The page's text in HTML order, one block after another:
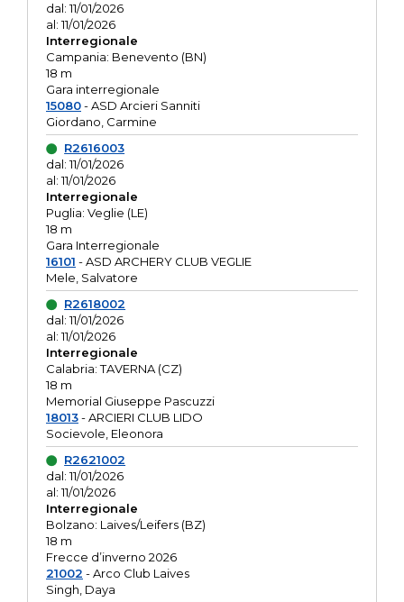
dal: 11/01/2026
al: 11/01/2026
Interregionale
Campania: Benevento (BN)
18 m
Gara interregionale
15080- ASD Arcieri Sanniti
Giordano, Carmine
R2616003
dal: 11/01/2026
al: 11/01/2026
Interregionale
Puglia: Veglie (LE)
18 m
Gara Interregionale
16101 - ASD ARCHERY CLUB VEGLIE
Mele, Salvatore
R2618002
dal: 11/01/2026
al: 11/01/2026
Interregionale
Calabria: TAVERNA (CZ)
18 m
Memorial Giuseppe Pascuzzi
18013- ARCIERI CLUB LIDO
Socievole, Eleonora
R2621002
dal: 11/01/2026
al: 11/01/2026
Interregionale
Bolzano: Laives/Leifers (BZ)
18 m
Frecce d’inverno 2026
21002 - Arco Club Laives
Singh, Daya